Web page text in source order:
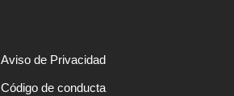
Aviso de Privacidad
Código de conducta